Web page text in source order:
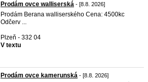
Prodám ovce walliserská - [8.8. 2026]
Prodám Berana walliserského Cena: 4500kc
Odčerv ...
Plzeň - 332 04
V textu
Prodám ovce kamerunská - [8.8. 2026]